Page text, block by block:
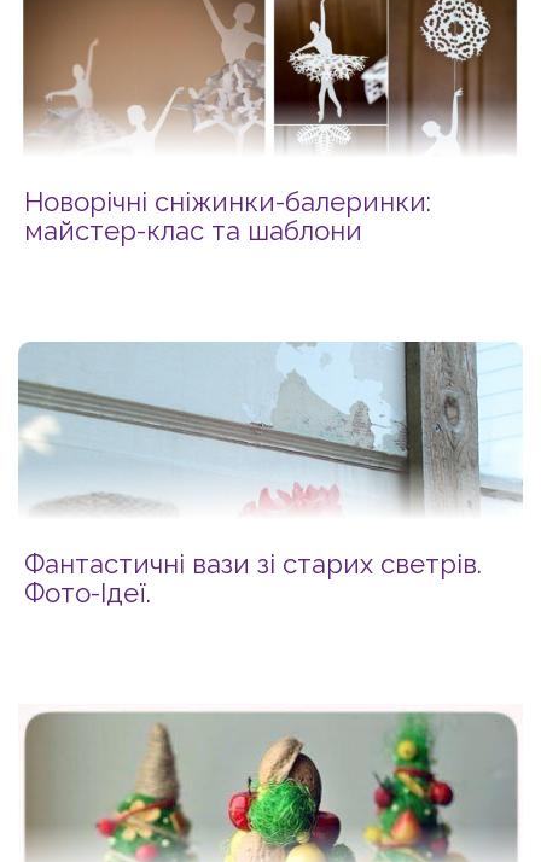
Новорічні сніжинки-балеринки:
майстер-клас та шаблони
Фантастичні вази зі старих светрів.
Фото-Ідеї.